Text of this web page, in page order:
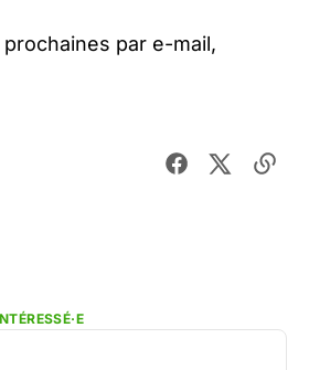
par e-mail,